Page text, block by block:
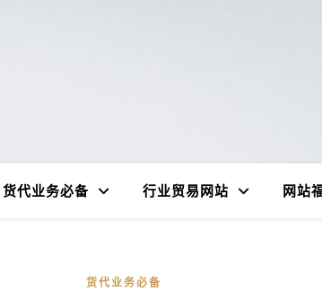
货代业务必备 行业贸易网站 网站
货代业务必备